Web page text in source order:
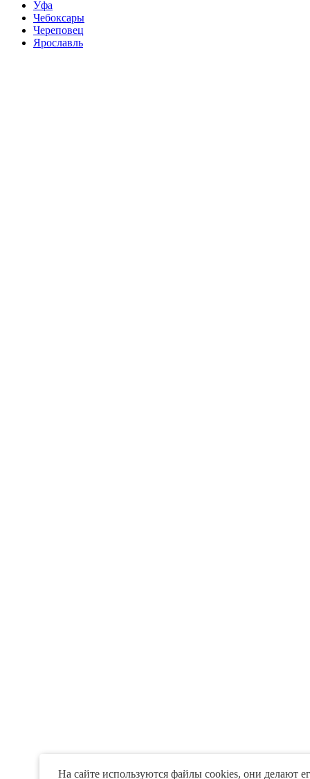
Уфа
Чебоксары
Череповец
Ярославль
На сайте используются файлы cookies, они делают